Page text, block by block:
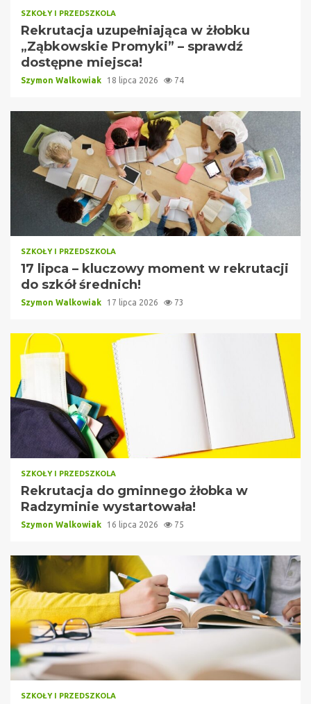
SZKOŁY I PRZEDSZKOLA
Rekrutacja uzupełniająca w żłobku
„Ząbkowskie Promyki” – sprawdź
dostępne miejsca!
Szymon Walkowiak 18 lipca 2026 74
SZKOŁY I PRZEDSZKOLA
17 lipca – kluczowy moment w rekrutacji
do szkół średnich!
Szymon Walkowiak 17 lipca 2026 73
SZKOŁY I PRZEDSZKOLA
Rekrutacja do gminnego żłobka w
Radzyminie wystartowała!
Szymon Walkowiak 16 lipca 2026 75
SZKOŁY I PRZEDSZKOLA